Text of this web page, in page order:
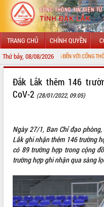
TRANG CHỦ CHÍNH QUYỀN
Thứ bảy, 08/08/2026
CHÀO MỪNG ĐẾN VỚI CỔNG THÔNG TIN ĐIỆN
GIỚI THIỆU
LÃNH ĐẠO UBND TỈNH
SỞ, BAN, NGÀNH
UBND CÁC XÃ, PHƯỜNG
THÔNG TIN CHỈ ĐẠO ĐIỀU HÀNH
HỆ THỐNG VĂN BẢN
Đắk Lắk thêm 146
CoV-2 (28/01/2022, 09:05)
Ngày 27/1, Ban Chỉ đạo
Lắk ghi nhận thêm 146 trường
có 89 trường hợp trong cộng
trường hợp ghi nhận qua sàng